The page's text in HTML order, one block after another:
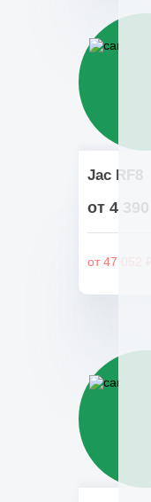
Jac RF8
от 4
от 47 052